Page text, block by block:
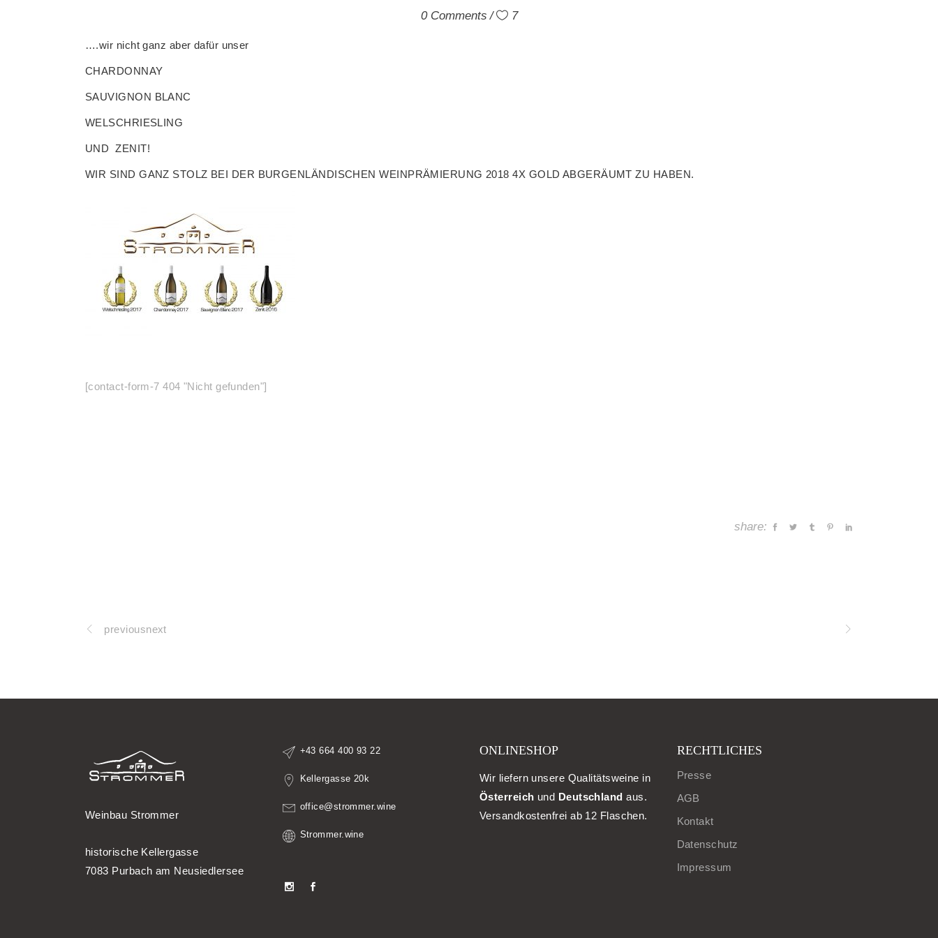
0 Comments 7
….wir nicht ganz aber dafür unser
CHARDONNAY
SAUVIGNON BLANC
WELSCHRIESLING
UND ZENIT!
WIR SIND GANZ STOLZ BEI DER BURGENLÄNDISCHEN WEINPRÄMIERUNG 2018 4X GOLD ABGERÄUMT ZU HABEN.
[contact-form-7 404 "Nicht gefunden"]
share:
previousnext
Weinbau Strommer
historische Kellergasse
7083 Purbach am Neusiedlersee
+43 664 400 93 22
Kellergasse 20k
office@strommer.wine
Strommer.wine
ONLINESHOP
Wir liefern unsere Qualitätsweine in
Österreich und Deutschland aus.
Versandkostenfrei ab 12 Flaschen.
RECHTLICHES
Presse
AGB
Kontakt
Datenschutz
Impressum